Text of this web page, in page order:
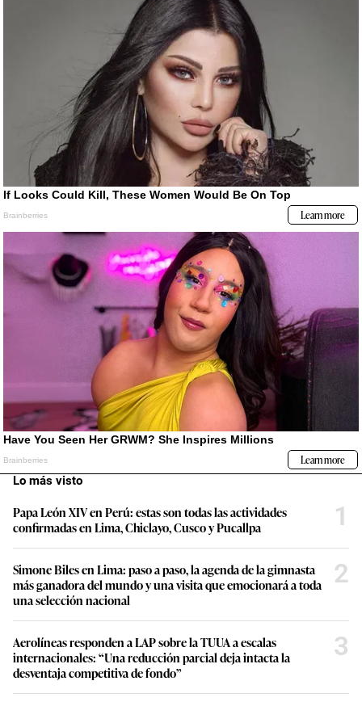
Lo más visto
Papa León XIV en Perú: estas son todas las actividades
confirmadas en Lima, Chiclayo, Cusco y Pucallpa
1
Simone Biles en Lima: paso a paso, la agenda de la gimnasta
más ganadora del mundo y una visita que emocionará a toda
una selección nacional
2
Aerolíneas responden a LAP sobre la TUUA a escalas
internacionales: “Una reducción parcial deja intacta la
desventaja competitiva de fondo”
3